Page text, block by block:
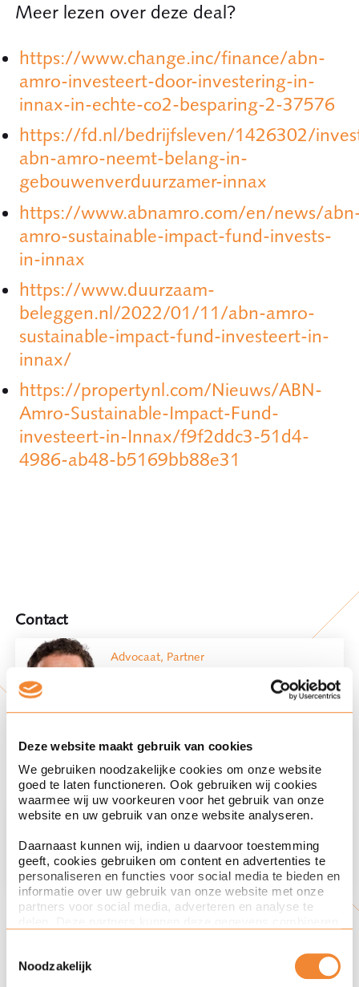
Deze website maakt gebruik van cookies
We gebruiken noodzakelijke cookies om onze website
goed te laten functioneren. Ook gebruiken wij cookies
waarmee wij uw voorkeuren voor het gebruik van onze
website en uw gebruik van onze website analyseren.
Daarnaast kunnen wij, indien u daarvoor toestemming
geeft, cookies gebruiken om content en advertenties te
personaliseren en functies voor social media te bieden en
informatie over uw gebruik van onze website met onze
partners voor social media, adverteren en analyse te
ze hebben verzameld op basis van uw gebruik van hun
services. Met de schuifknoppen in deze cookiebanner
kunt u aangeven of u bezwaar heeft tegen de inzet van
Noodzakelijk
Meer lezen over deze deal?
https://www.change.inc/finance/abn-
amro-investeert-door-investering-in-
innax-in-echte-co2-besparing-2-37576
https://fd.nl/bedrijfsleven/1426302/
abn-amro-neemt-belang-in-
gebouwenverduurzamer-innax
https://www.abnamro.com/en/news/
amro-sustainable-impact-fund-invests-
in-innax
https://www.duurzaam-
beleggen.nl/2022/01/11/abn-amro-
sustainable-impact-fund-investeert-in-
innax/
https://propertynl.com/Nieuws/ABN-
Amro-Sustainable-Impact-Fund-
investeert-in-Innax/f9f2ddc3-51d4-
4986-ab48-b5169bb88e31
Contact
Advocaat, Partner
Andere betrokken specialisten
Advocaat
Rechtsgebied
Rechtsgebied